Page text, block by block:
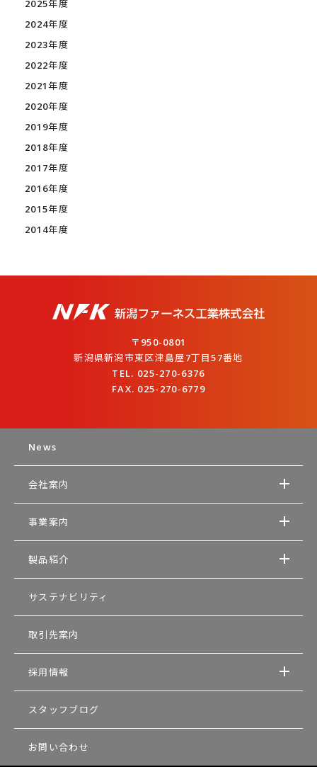
2025年度
2024年度
2023年度
2022年度
2021年度
2020年度
2019年度
2018年度
2017年度
2016年度
2015年度
2014年度
〒950-0801
新潟県新潟市東区津島屋7丁目57番地
TEL. 025-270-6376
FAX. 025-270-6779
News
会社案内
事業案内
製品紹介
サステナビリティ
取引先案内
採用情報
スタッフブログ
お問い合わせ